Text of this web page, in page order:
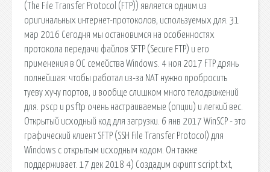
(The File Transfer Protocol (FTP)) является одним из
оригинальных интернет-протоколов, используемых для. 31
мар 2016 Сегодня мы остановимся на особенностях
протокола передачи файлов SFTP (Secure FTP) и его
применения в ОС семейства Windows. 4 ноя 2017 FTP дрянь
полнейшая: чтобы работал из-за NAT нужно пробросить
туеву хучу портов, и вообще слишком много телодвижений
для. pscp и psftp очень настраиваемые (опции) и легкий вес.
Открытый исходный код для загрузки. 6 янв 2017 WinSCP - это
графический клиент SFTP (SSH File Transfer Protocol) для
Windows с открытым исходным кодом. Он также
поддерживает. 17 дек 2018 4) Создадим скрипт script.txt,